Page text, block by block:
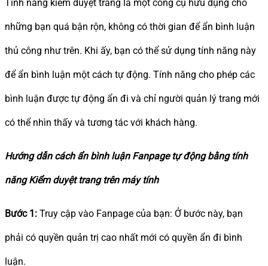
Tính năng kiểm duyệt trang là một công cụ hữu dụng cho
những bạn quá bận rộn, không có thời gian để ẩn bình luận
thủ công như trên. Khi ấy, bạn có thể sử dụng tính năng này
để ẩn bình luận một cách tự động. Tính năng cho phép các
bình luận được tự động ẩn đi và chỉ người quản lý trang mới
có thể nhìn thấy và tương tác với khách hàng.
Hướng dẫn cách ẩn bình luận Fanpage tự động bằng tính
năng Kiểm duyệt trang trên máy tính
Bước 1: Truy cập vào Fanpage của bạn: Ở bước này, bạn
phải có quyền quản trị cao nhất mới có quyền ẩn đi bình
luận.